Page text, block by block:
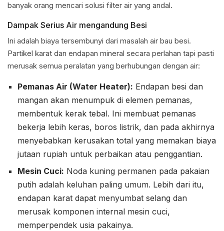
banyak orang mencari solusi filter air yang andal.
Dampak Serius Air mengandung Besi
Ini adalah biaya tersembunyi dari masalah air bau besi.
Partikel karat dan endapan mineral secara perlahan tapi pasti
merusak semua peralatan yang berhubungan dengan air:
Pemanas Air (Water Heater): Endapan besi dan
mangan akan menumpuk di elemen pemanas,
membentuk kerak tebal. Ini membuat pemanas
bekerja lebih keras, boros listrik, dan pada akhirnya
menyebabkan kerusakan total yang memakan biaya
jutaan rupiah untuk perbaikan atau penggantian.
Mesin Cuci: Noda kuning permanen pada pakaian
putih adalah keluhan paling umum. Lebih dari itu,
endapan karat dapat menyumbat selang dan
merusak komponen internal mesin cuci,
memperpendek usia pakainya.